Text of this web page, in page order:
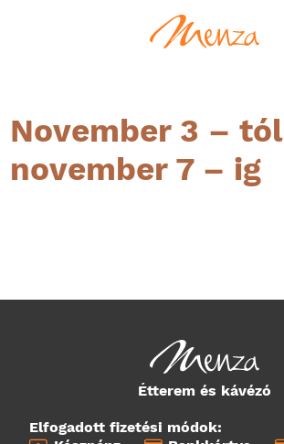
November 3 – tól
november 7 – ig
Étterem és kávézó
Elfogadott fizetési módok: